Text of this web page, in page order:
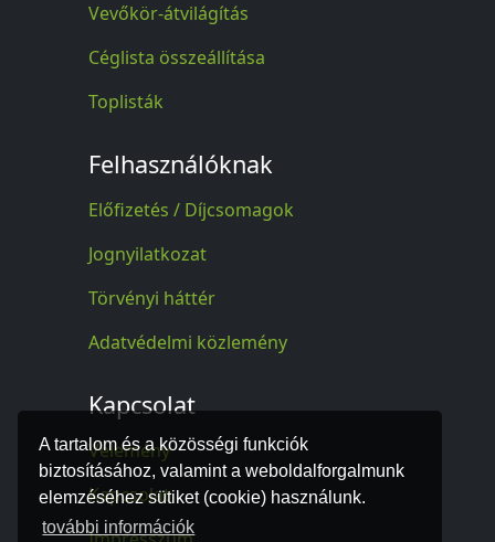
A tartalom és a közösségi funkciók
biztosításához, valamint a weboldalforgalmunk
elemzéséhez sütiket (cookie) használunk.
további információk
Vevőkör-átvilágítás
Céglista összeállítása
Toplisták
Felhasználóknak
Előfizetés / Díjcsomagok
Jognyilatkozat
Törvényi háttér
Adatvédelmi közlemény
Kapcsolat
Vélemény
Kapcsolat